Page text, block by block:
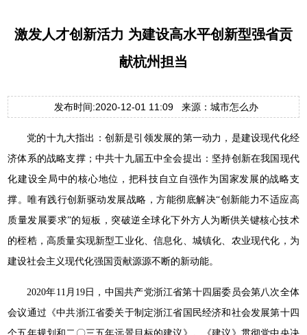
激发人才创新活力 为建设高水平创新型强省贡
献杭州担当
发布时间:2020-12-01 11:09 来源：城市怎么办
党的十九大指出：创新是引领发展的第一动力，是建设现代化经
济体系的战略支撑；中共十九届五中全会提出：坚持创新在我国现代
化建设全局中的核心地位，把科技自立自强作为国家发展的战略支
撑。唯有践行创新驱动发展战略，方能彻底解决“创新能力不适应高
质量发展要求”的短板，突破逆全球化下外方人为断供关键核心技术
的桎梏，高质量实现新型工业化、信息化、城镇化、农业现代化，为
建设社会主义现代化强国贡献源源不断的新动能。
2020年11月19日，中国共产党浙江省第十四届委员会第八次全体
会议通过《中共浙江省委关于制定浙江省国民经济和社会发展第十四